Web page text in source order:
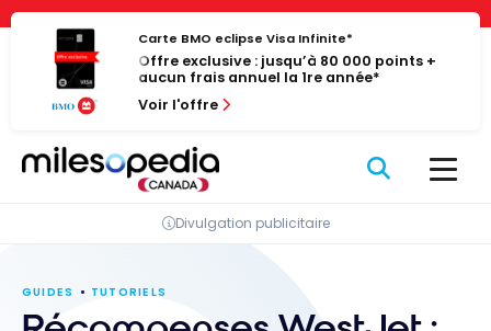
Panneau de gestion des cookies
Passer
contenu
Carte BMO eclipse Visa Infinite*
Offre exclusive : jusqu’à 80 000 points +
aucun frais annuel la 1re année*
Voir l'offre
Divulgation publicitaire
GUIDES TUTORIELS